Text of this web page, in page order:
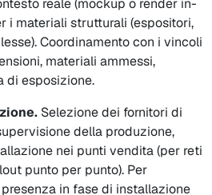
reale (mockup o render in-
i materiali strutturali (espositori,
Coordinamento con i vincoli
materiali ammessi,
di esposizione.
Selezione dei fornitori di
della produzione,
nei punti vendita (per reti
punto per punto). Per
in fase di installazione